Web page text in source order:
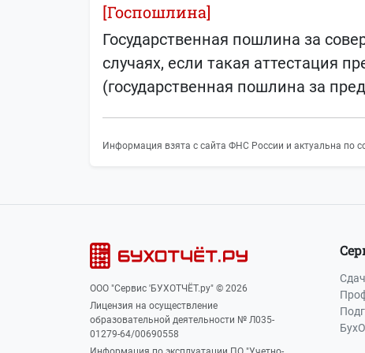
[Госпошлина]
Государственная пошлина за
случаях, если такая аттестация
(государственная пошлина за
Информация взята с сайта ФНС России и актуальна по
ООО "Сервис 'БУХОТЧЁТ.ру" © 2026
Лицензия на осуществление
образовательной деятельности № Л035-
01279-64/00690558